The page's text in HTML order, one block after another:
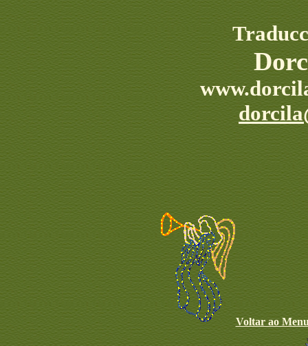
Voltar ao